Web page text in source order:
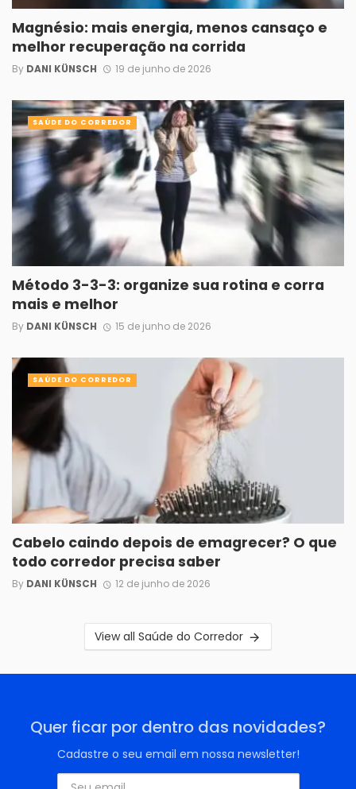
Magnésio: mais energia, menos cansaço e
melhor recuperação na corrida
By DANI KÜNSCH 19 de junho de 2026
Método 3-3-3: organize sua rotina e corra
mais e melhor
By DANI KÜNSCH 15 de junho de 2026
SAÚDE DO CORREDOR
Cabelo caindo depois de emagrecer? O que
todo corredor precisa saber
By DANI KÜNSCH 12 de junho de 2026
SAÚDE DO CORREDOR
View all Saúde do Corredor
Quer ficar por dentro das novidades?
Cadastre o seu email em nossa newsletter!